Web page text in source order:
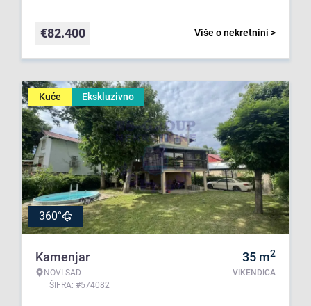
Više o nekretnini >
€82.400
Kuće Ekskluzivno
360°
Kamenjar
NOVI SAD
ŠIFRA: #574082
35 m2
VIKENDICA